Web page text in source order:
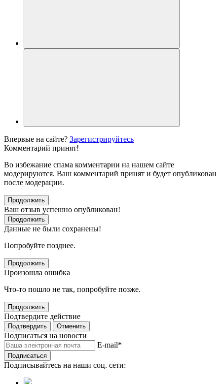
Впервые на сайте? Зарегистрируйтесь
Комментарий принят!
Во избежание спама комментарии на нашем сайте
модерируются. Ваш комментарий принят и будет опубликован
после модерации.
Продолжить
Ваш отзыв успешно опубликован!
Продолжить
Данные не были сохранены!
Попробуйте позднее.
Продолжить
Произошла ошибка
Что-то пошло не так, попробуйте позже.
Продолжить
Подтвердите действие
Подтвердить Отменить
Подписаться на новости
E-mail*
Подписаться
Подписывайтесь на наши соц. сети: